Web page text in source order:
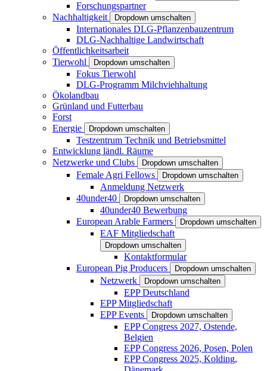
Forschungspartner
Nachhaltigkeit
Dropdown umschalten
Internationales DLG-Pflanzenbauzentrum
DLG-Nachhaltige Landwirtschaft
Öffentlichkeitsarbeit
Tierwohl
Dropdown umschalten
Fokus Tierwohl
DLG-Programm Milchviehhaltung
Ökolandbau
Grünland und Futterbau
Forst
Energie
Dropdown umschalten
Testzentrum Technik und Betriebsmittel
Entwicklung ländl. Räume
Netzwerke und Clubs
Dropdown umschalten
Female Agri Fellows Dropdown umschalten
Anmeldung Netzwerk
40under40
Dropdown umschalten
40under40 Bewerbung
European Arable Farmers
Dropdown umschalten
EAF Mitgliedschaft
Dropdown umschalten
Kontaktformular
European Pig Producers
Dropdown umschalten
Netzwerk Dropdown umschalten
EPP Deutschland
EPP Mitgliedschaft
EPP Events
Dropdown umschalten
EPP Congress 2027, Ostende,
Belgien
EPP Congress 2026, Posen, Polen
EPP Congress 2025, Kolding,